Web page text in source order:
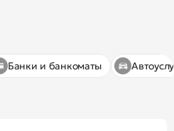
Банки и банкоматы